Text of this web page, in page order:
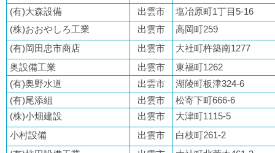
(有)大森設備
出雲市
塩冶原町1丁目5-16
(株)おおやしろ工業
出雲市
高岡町259
(有)岡田忠市商店
出雲市
大社町杵築南1277
奥設備工業
出雲市
東福町1262
(有)奥野水道
出雲市
湖陵町板津324-6
(有)尾添組
出雲市
松寄下町666-6
(株)小畑建設
出雲市
大津町1115-5
小村設備
出雲市
白枝町261-2